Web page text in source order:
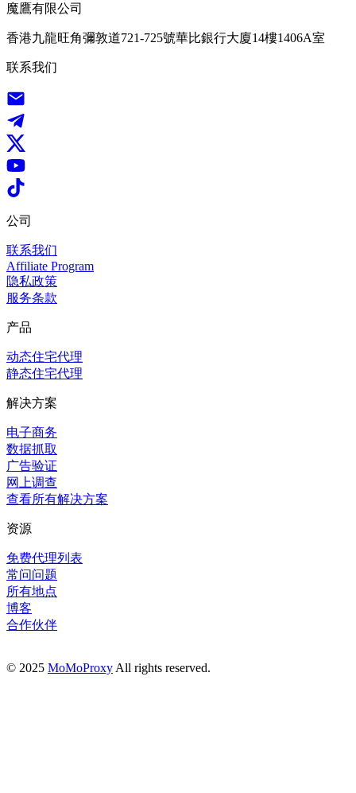
魔鷹有限公司
香港九龍旺角彌敦道721-725號華比銀行大廈14樓1406A室
联系我们
公司
联系我们
Affiliate Program
隐私政策
服务条款
产品
动态住宅代理
静态住宅代理
解决方案
电子商务
数据抓取
广告验证
网上调查
查看所有解决方案
资源
免费代理列表
常问问题
所有地点
博客
合作伙伴
© 2025 MoMoProxy All rights reserved.